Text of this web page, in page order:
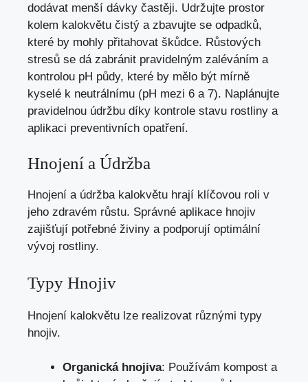
dodávat menší dávky častěji. Udržujte prostor
kolem kalokvětu čistý a zbavujte se odpadků,
které by mohly přitahovat škůdce. Růstových
stresů se dá zabránit pravidelným zaléváním a
kontrolou pH půdy, které by mělo být mírně
kyselé k neutrálnímu (pH mezi 6 a 7). Naplánujte
pravidelnou údržbu díky kontrole stavu rostliny a
aplikaci preventivních opatření.
Hnojení a Údržba
Hnojení a údržba kalokvětu hrají klíčovou roli v
jeho zdravém růstu. Správné aplikace hnojiv
zajišťují potřebné živiny a podporují optimální
vývoj rostliny.
Typy Hnojiv
Hnojení kalokvětu lze realizovat různými typy
hnojiv.
Organická hnojiva: Používám kompost a